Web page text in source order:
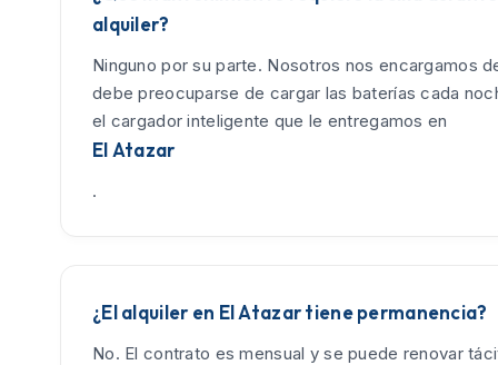
alquiler?
Ninguno por su parte. Nosotros nos encargamos
debe preocuparse de cargar las baterías cada
el cargador inteligente que le entregamos en
El Atazar
.
¿El alquiler en El Atazar tiene permanencia?
No. El contrato es mensual y se puede renovar